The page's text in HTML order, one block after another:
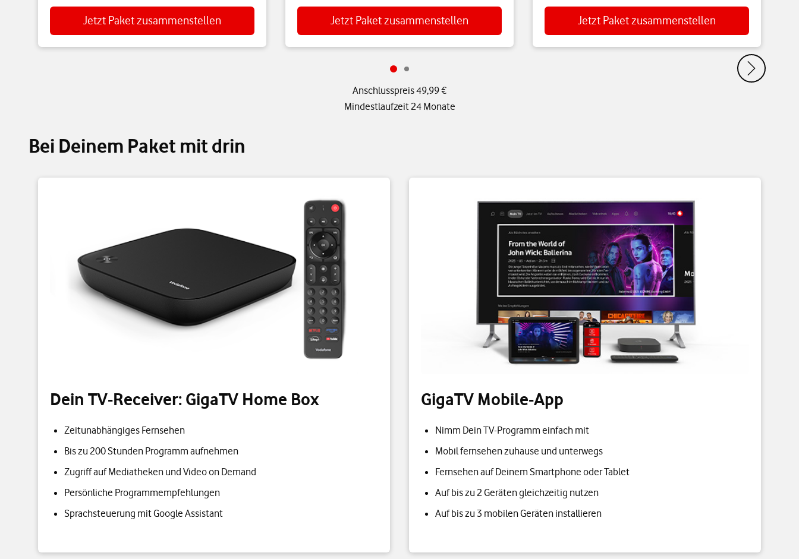
Jetzt Paket zusammenstellen Jetzt Paket zusammenstellen Jetzt Paket zusammenstellen
Anschlusspreis 49,99 €
Mindestlaufzeit 24 Monate
Bei Deinem Paket mit drin
Dein TV-Receiver: GigaTV Home Box
Zeitunabhängiges Fernsehen
Bis zu 200 Stunden Programm aufnehmen
Zugriff auf Mediatheken und Video on Demand
Persönliche Programmempfehlungen
Sprachsteuerung mit Google Assistant
GigaTV Mobile-App
Nimm Dein TV-Programm einfach mit
Mobil fernsehen zuhause und unterwegs
Fernsehen auf Deinem Smartphone oder Tablet
Auf bis zu 2 Geräten gleichzeitig nutzen
Auf bis zu 3 mobilen Geräten installieren